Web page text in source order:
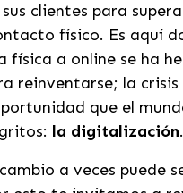
clientes para
físico. Es aquí
física a online se ha
reinventarse; la crisis
que el
la digitalización.
a veces puede